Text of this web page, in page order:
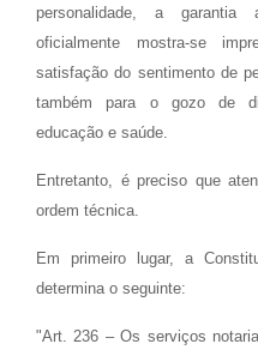
personalidade, a garantia
oficialmente mostra-se
satisfação do sentimento de
também para o gozo de
educação e saúde.
Entretanto, é preciso que
ordem técnica.
Em primeiro lugar, a
determina o seguinte:
"Art. 236 – Os serviços